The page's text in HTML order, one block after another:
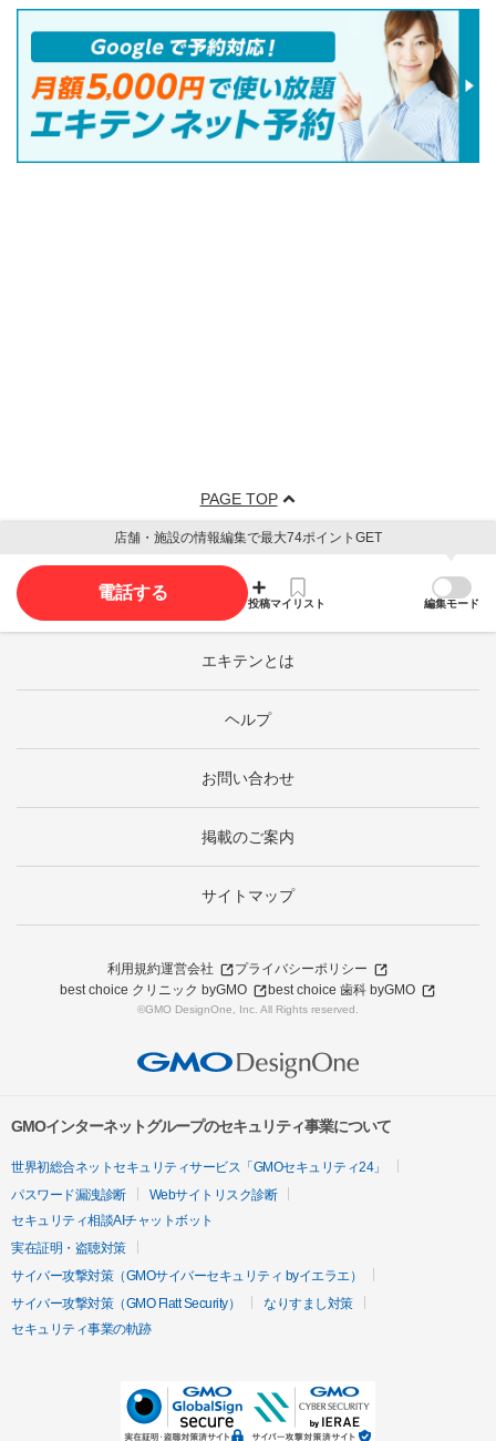
PAGE TOP
店舗・施設の情報編集で最大74ポイントGET
電話する
投稿マイリスト 編集モード
エキテンとは
ヘルプ
お問い合わせ
掲載のご案内
サイトマップ
利用規約運営会社
プライバシーポリシー
best choice クリニック byGMO
best choice 歯科 byGMO
©GMO DesignOne, Inc. All Rights reserved.
GMOインターネットグループのセキュリティ事業について
世界初総合ネットセキュリティサービス「GMOセキュリティ24」
パスワード漏洩診断
Webサイトリスク診断
セキュリティ相談AIチャットボット
実在証明・盗聴対策
サイバー攻撃対策（GMOサイバーセキュリティ byイエラエ）
サイバー攻撃対策（GMO Flatt Security）
なりすまし対策
セキュリティ事業の軌跡